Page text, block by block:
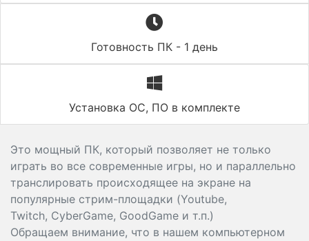
Готовность ПК - 1 день
Установка ОС, ПО в комплекте
Это мощный ПК, который позволяет не только
играть во все современные игры, но и параллельно
транслировать происходящее на экране на
популярные стрим-площадки (Youtube,
Twitch, CyberGame, GoodGame и т.п.)
Обращаем внимание, что в нашем компьютерном